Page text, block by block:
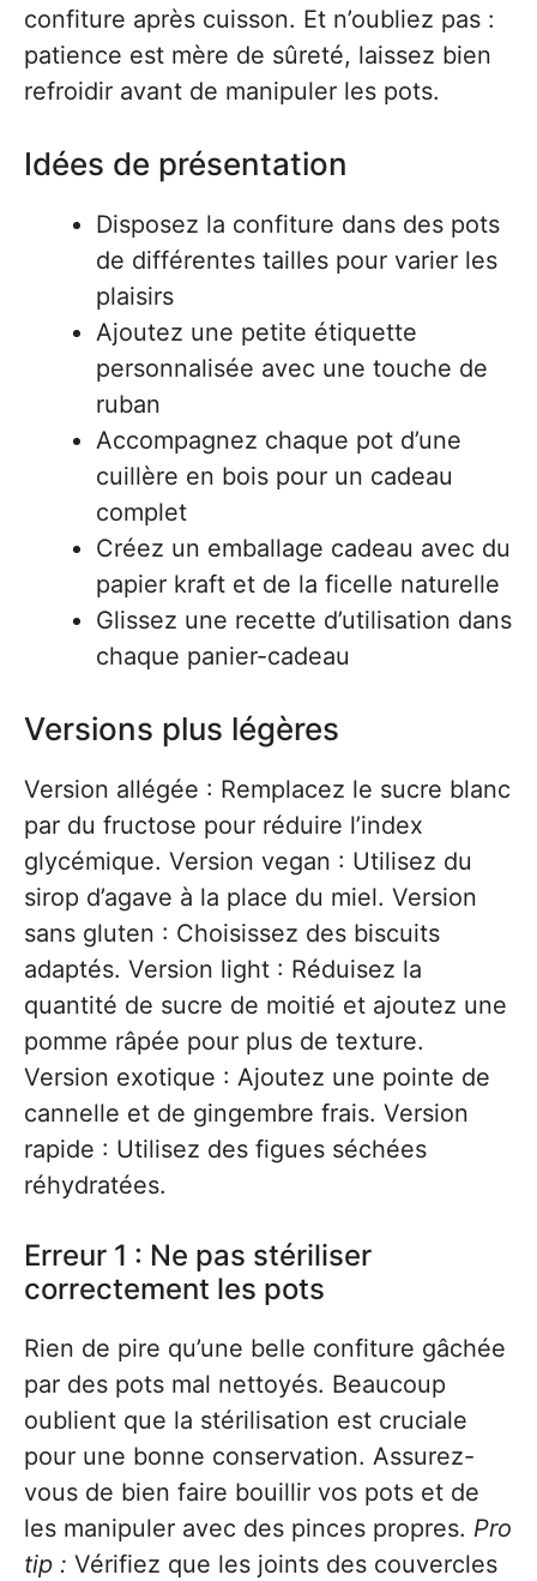
confiture après cuisson. Et n’oubliez pas :
patience est mère de sûreté, laissez bien
refroidir avant de manipuler les pots.
Idées de présentation
Disposez la confiture dans des pots
de différentes tailles pour varier les
plaisirs
Ajoutez une petite étiquette
personnalisée avec une touche de
ruban
Accompagnez chaque pot d’une
cuillère en bois pour un cadeau
complet
Créez un emballage cadeau avec du
papier kraft et de la ficelle naturelle
Glissez une recette d’utilisation dans
chaque panier-cadeau
Versions plus légères
Version allégée : Remplacez le sucre blanc
par du fructose pour réduire l’index
glycémique. Version vegan : Utilisez du
sirop d’agave à la place du miel. Version
sans gluten : Choisissez des biscuits
adaptés. Version light : Réduisez la
quantité de sucre de moitié et ajoutez une
pomme râpée pour plus de texture.
Version exotique : Ajoutez une pointe de
cannelle et de gingembre frais. Version
rapide : Utilisez des figues séchées
réhydratées.
Erreur 1 : Ne pas stériliser
correctement les pots
Rien de pire qu’une belle confiture gâchée
par des pots mal nettoyés. Beaucoup
oublient que la stérilisation est cruciale
pour une bonne conservation. Assurez-
vous de bien faire bouillir vos pots et de
les manipuler avec des pinces propres. Pro
tip : Vérifiez que les joints des couvercles